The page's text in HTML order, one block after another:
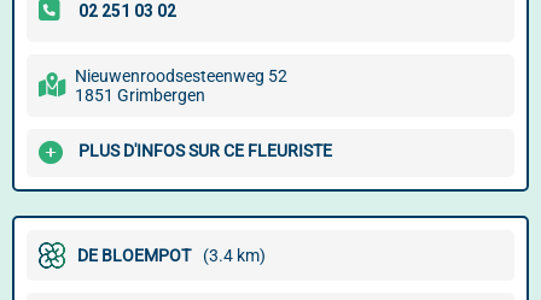
Nieuwenroodsesteenweg 52
1851 Grimbergen
PLUS D'INFOS SUR CE FLEURISTE
DE BLOEMPOT (3.4 km)